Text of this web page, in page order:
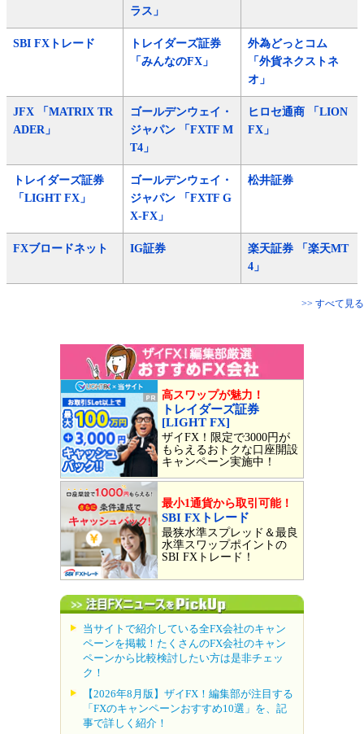
ラス」
SBI FXトレード
トレイダーズ証券
「みんなのFX」
外為どっとコム
「外貨ネクストネ
オ」
JFX 「MATRIX TR
ADER」
ゴールデンウェイ・
ジャパン 「FXTF M
T4」
ヒロセ通商 「LION
FX」
トレイダーズ証券
「LIGHT FX」
ゴールデンウェイ・
ジャパン 「FXTF G
X-FX」
松井証券
FXブロードネット IG証券
楽天証券 「楽天MT
4」
>> すべて見る
高スワップが魅力！
トレイダーズ証券
[LIGHT FX]
ザイFX！限定で3000円が
もらえるおトクな口座開設
キャンペーン実施中！
最小1通貨から取引可能！
SBI FXトレード
最狭水準スプレッド＆最良
水準スワップポイントの
SBI FXトレード！
当サイトで紹介している全FX会社のキャン
ペーンを掲載！たくさんのFX会社のキャン
ペーンから比較検討したい方は是非チェッ
ク！
【2026年8月版】ザイFX！編集部が注目する
「FXのキャンペーンおすすめ10選」を、記
事で詳しく紹介！